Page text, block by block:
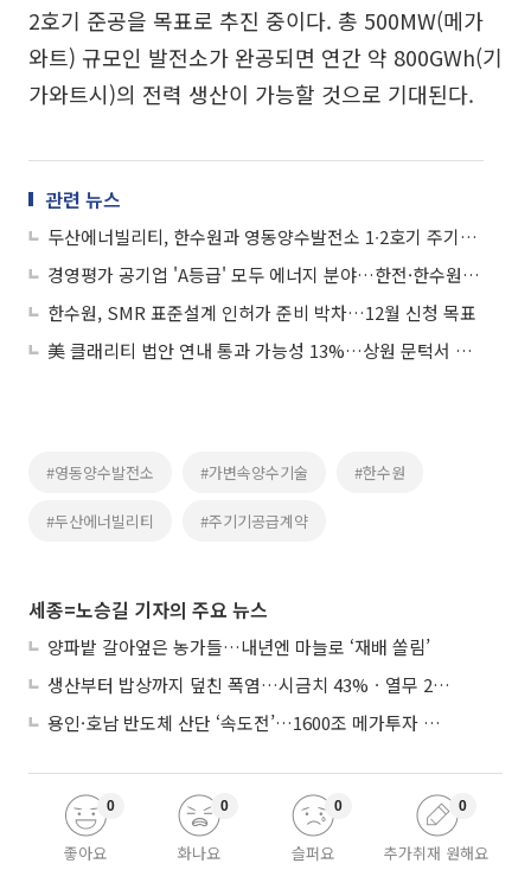
2호기 준공을 목표로 추진 중이다. 총 500MW(메가
와트) 규모인 발전소가 완공되면 연간 약 800GWh(기
가와트시)의 전력 생산이 가능할 것으로 기대된다.
관련 뉴스
두산에너빌리티, 한수원과 영동양수발전소 1∙2호기 주기기 공급 계약
경영평가 공기업 'A등급' 모두 에너지 분야…한전·한수원 성과 뚜렷
한수원, SMR 표준설계 인허가 준비 박차…12월 신청 목표
美 클래리티 법안 연내 통과 가능성 13%…상원 문턱서 제동
#영동양수발전소 #가변속양수기술 #한수원
#두산에너빌리티 #주기기공급계약
세종=노승길 기자의 주요 뉴스
양파밭 갈아엎은 농가들…내년엔 마늘로 ‘재배 쏠림’
생산부터 밥상까지 덮친 폭염…시금치 43%ㆍ열무 28% 급등
용인·호남 반도체 산단 ‘속도전’…1600조 메가투자 이행 총력
좋아요
0
화나요
0
슬퍼요
0
추가취재 원해요
0